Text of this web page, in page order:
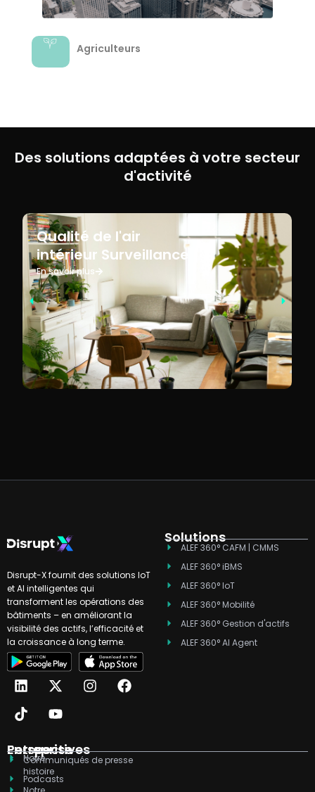
Agriculteurs
Des solutions adaptées à votre secteur
d'activité
Qualité de l'air
intérieur Surveillance
En savoir plus
Disrupt-X fournit des solutions IoT
et AI intelligentes qui
transforment les opérations des
bâtiments – en améliorant la
visibilité des actifs, l’efficacité et
la croissance à long terme.
L
i
n
k
d
n
X
-
t
w
t
t
e
I
n
g
r
F
a
o
o
T
i
k
t
k
Y
o
u
t
b
e
Solutions
ALEF 360° CAFM | CMMS
ALEF 360° iBMS
ALEF 360° IoT
ALEF 360° Mobilité
ALEF 360° Gestion d'actifs
ALEF 360° AI Agent
Entreprise
Notre
histoire
Perspectives
Communiqués de presse
Podcasts